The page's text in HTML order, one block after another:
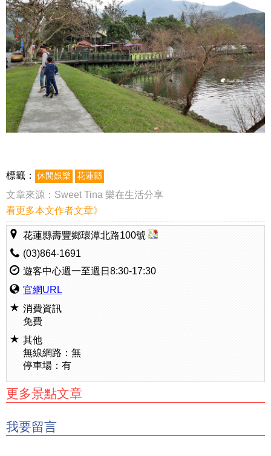
標籤： 休閒娛樂 花蓮縣
文章來源： Sweet Tina 樂在生活分享
看更多本文作者文章》
花蓮縣壽豐鄉環潭北路100號
(03)864-1691
遊客中心週一至週日8:30-17:30
官網URL
消費資訊
免費
其他
無線網路：無
停車場：有
更多景點文章
我要留言